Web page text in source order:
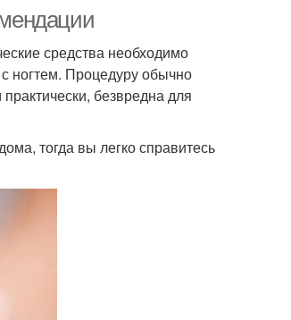
средства необходимо
ногтем. Процедуру обычно
безвредна для
тогда вы легко справитесь